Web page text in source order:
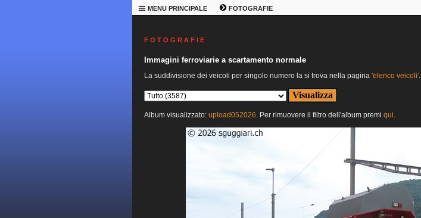
MENU PRINCIPALE FOTOGRAFIE
F O T O G R A F I E
Immagini ferroviarie a scartamento normale
La suddivisione dei veicoli per singolo numero la si trova nella pagina 'elenco veicoli'.
Album visualizzato: upload052026. Per rimuovere il filtro dell'album premi qui.